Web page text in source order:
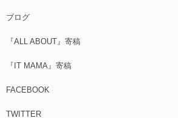
ブログ
『ALL ABOUT』寄稿
『IT MAMA』寄稿
FACEBOOK
TWITTER